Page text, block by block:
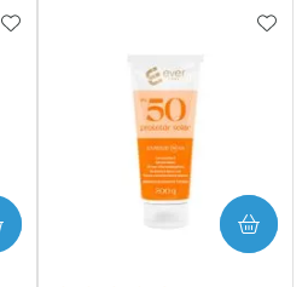
ADICIONAR AOS FAVORITOS
COMPRAR